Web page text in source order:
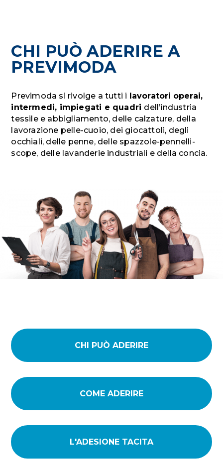
CHI PUÒ ADERIRE A
PREVIMODA
Previmoda si rivolge a tutti i lavoratori operai,
intermedi, impiegati e quadri dell’industria
tessile e abbigliamento, delle calzature, della
lavorazione pelle-cuoio, dei giocattoli, degli
occhiali, delle penne, delle spazzole-pennelli-
scope, delle lavanderie industriali e della concia.
CHI PUÒ ADERIRE
COME ADERIRE
L'ADESIONE TACITA